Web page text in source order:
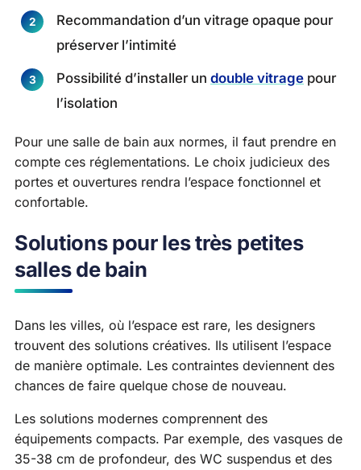
Recommandation d’un vitrage opaque pour
préserver l’intimité
Possibilité d’installer un double vitrage pour
l’isolation
Pour une salle de bain aux normes, il faut prendre en
compte ces réglementations. Le choix judicieux des
portes et ouvertures rendra l’espace fonctionnel et
confortable.
Solutions pour les très petites
salles de bain
Dans les villes, où l’espace est rare, les designers
trouvent des solutions créatives. Ils utilisent l’espace
de manière optimale. Les contraintes deviennent des
chances de faire quelque chose de nouveau.
Les solutions modernes comprennent des
équipements compacts. Par exemple, des vasques de
35-38 cm de profondeur, des WC suspendus et des